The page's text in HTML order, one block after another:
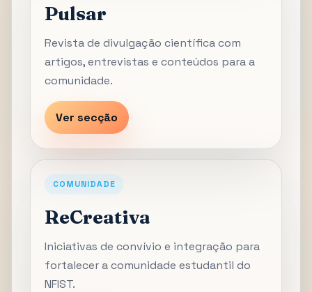
Pulsar
Revista de divulgação científica com
artigos, entrevistas e conteúdos para a
comunidade.
Ver secção
COMUNIDADE
ReCreativa
Iniciativas de convívio e integração para
fortalecer a comunidade estudantil do
NFIST.